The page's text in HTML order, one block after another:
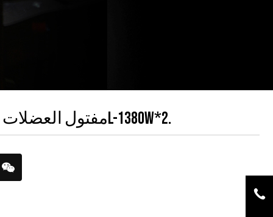
مفتول العضلات الخالي من الزيت 50L-1380W*2.